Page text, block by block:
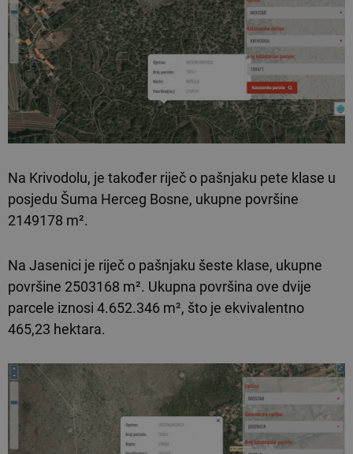
Na Krivodolu, je također riječ o pašnjaku pete klase u
posjedu Šuma Herceg Bosne, ukupne površine
2149178 m².
Na Jasenici je riječ o pašnjaku šeste klase, ukupne
površine 2503168 m². Ukupna površina ove dvije
parcele iznosi 4.652.346 m², što je ekvivalentno
465,23 hektara.